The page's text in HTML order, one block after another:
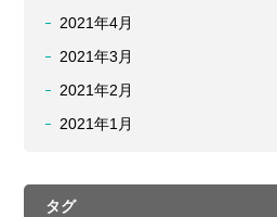
2021年4月
2021年3月
2021年2月
2021年1月
タグ